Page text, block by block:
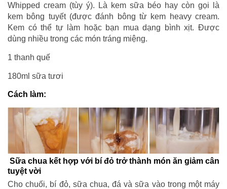
Whipped cream (tùy ý). Là kem sữa béo hay còn gọi là
kem bông tuyết (được đánh bông từ kem heavy cream.
Kem có thể tự làm hoặc bạn mua dạng bình xịt. Được
dùng nhiều trong các món tráng miệng.
1 thanh quế
180ml sữa tươi
Cách làm:
Sữa chua kết hợp với bí đỏ trở thành món ăn giảm cân
tuyệt vời
Cho chuối, bí đỏ, sữa chua, đá và sữa vào trong một máy